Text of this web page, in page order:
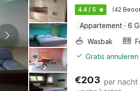
4.4 / 5 (42
Appartement · 6
Wasbak
Gratis
€203 per nacht